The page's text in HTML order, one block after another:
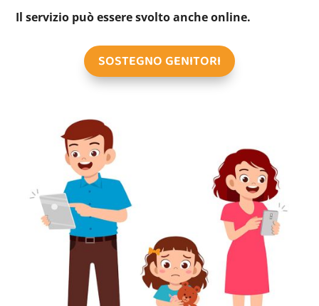
Il servizio può essere svolto anche online.
SOSTEGNO GENITORI